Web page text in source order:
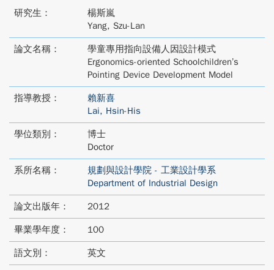
研究生：
楊斯嵐
Yang, Szu-Lan
論文名稱：
學童專用指向設備人因設計模式
Ergonomics-oriented Schoolchildren’s
Pointing Device Development Model
指導教授：
賴新喜
Lai, Hsin-His
學位類別：
博士
Doctor
系所名稱：
規劃與設計學院 - 工業設計學系
Department of Industrial Design
論文出版年： 2012
畢業學年度： 100
語文別： 英文